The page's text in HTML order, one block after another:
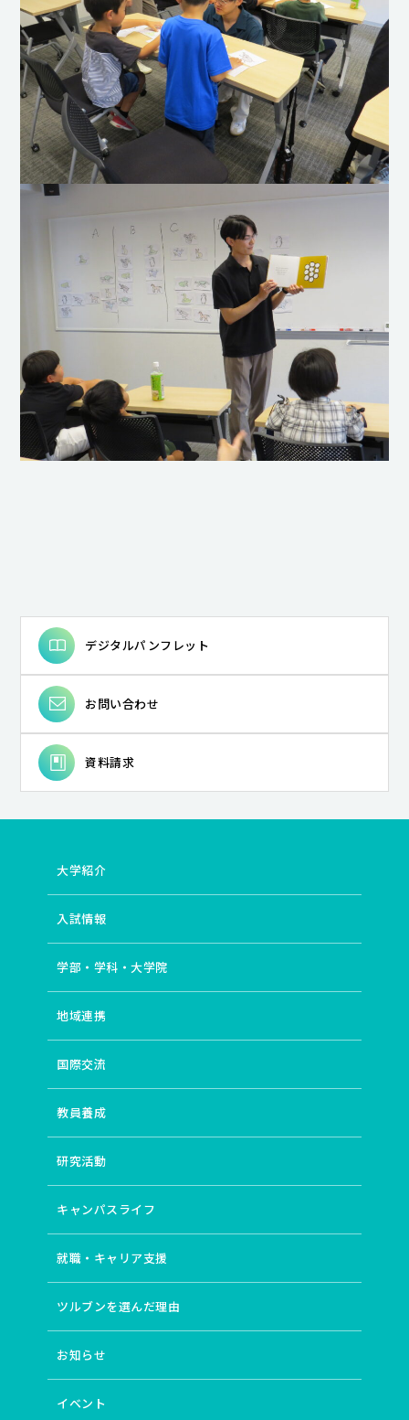
デジタルパンフレット
お問い合わせ
資料請求
大学紹介
入試情報
学部・学科・大学院
地域連携
国際交流
教員養成
研究活動
キャンパスライフ
就職・キャリア支援
ツルブンを選んだ理由
お知らせ
イベント